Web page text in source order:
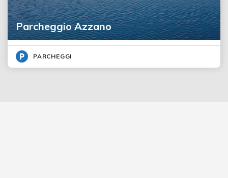
Parcheggio Azzano
PARCHEGGI